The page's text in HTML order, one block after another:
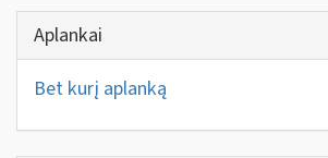
Aplankai
Bet kurį aplanką